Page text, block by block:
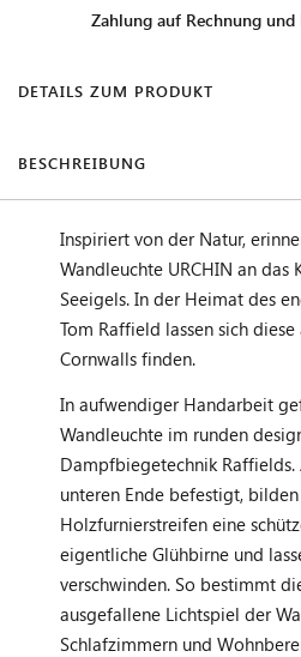
Zahlung auf Rechnung
DETAILS ZUM PRODUKT
BESCHREIBUNG
Inspiriert von der Natur,
Wandleuchte URCHIN an das
Seeigels. In der Heimat des
Tom Raffield lassen sich
Cornwalls finden.
In aufwendiger Handarbeit
Wandleuchte im runden
Dampfbiegetechnik
unteren Ende befestigt,
Holzfurnierstreifen eine
eigentliche Glühbirne und
verschwinden. So bestimmt
ausgefallene Lichtspiel der
Schlafzimmern und